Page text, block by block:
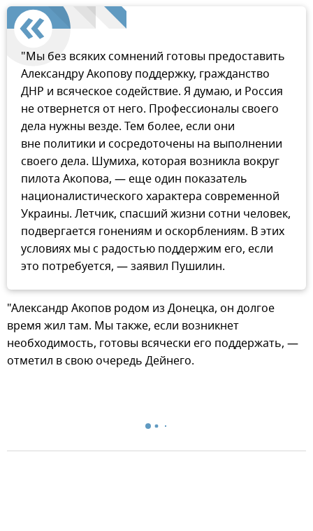
"Мы без всяких сомнений готовы предоставить
Александру Акопову поддержку, гражданство
ДНР и всяческое содействие. Я думаю, и Россия
не отвернется от него. Профессионалы своего
дела нужны везде. Тем более, если они
вне политики и сосредоточены на выполнении
своего дела. Шумиха, которая возникла вокруг
пилота Акопова, — еще один показатель
националистического характера современной
Украины. Летчик, спасший жизни сотни человек,
подвергается гонениям и оскорблениям. В этих
условиях мы с радостью поддержим его, если
это потребуется, — заявил Пушилин.
"Александр Акопов родом из Донецка, он долгое
время жил там. Мы также, если возникнет
необходимость, готовы всячески его поддержать, —
отметил в свою очередь Дейнего.